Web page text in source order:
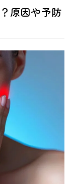
原因や予防